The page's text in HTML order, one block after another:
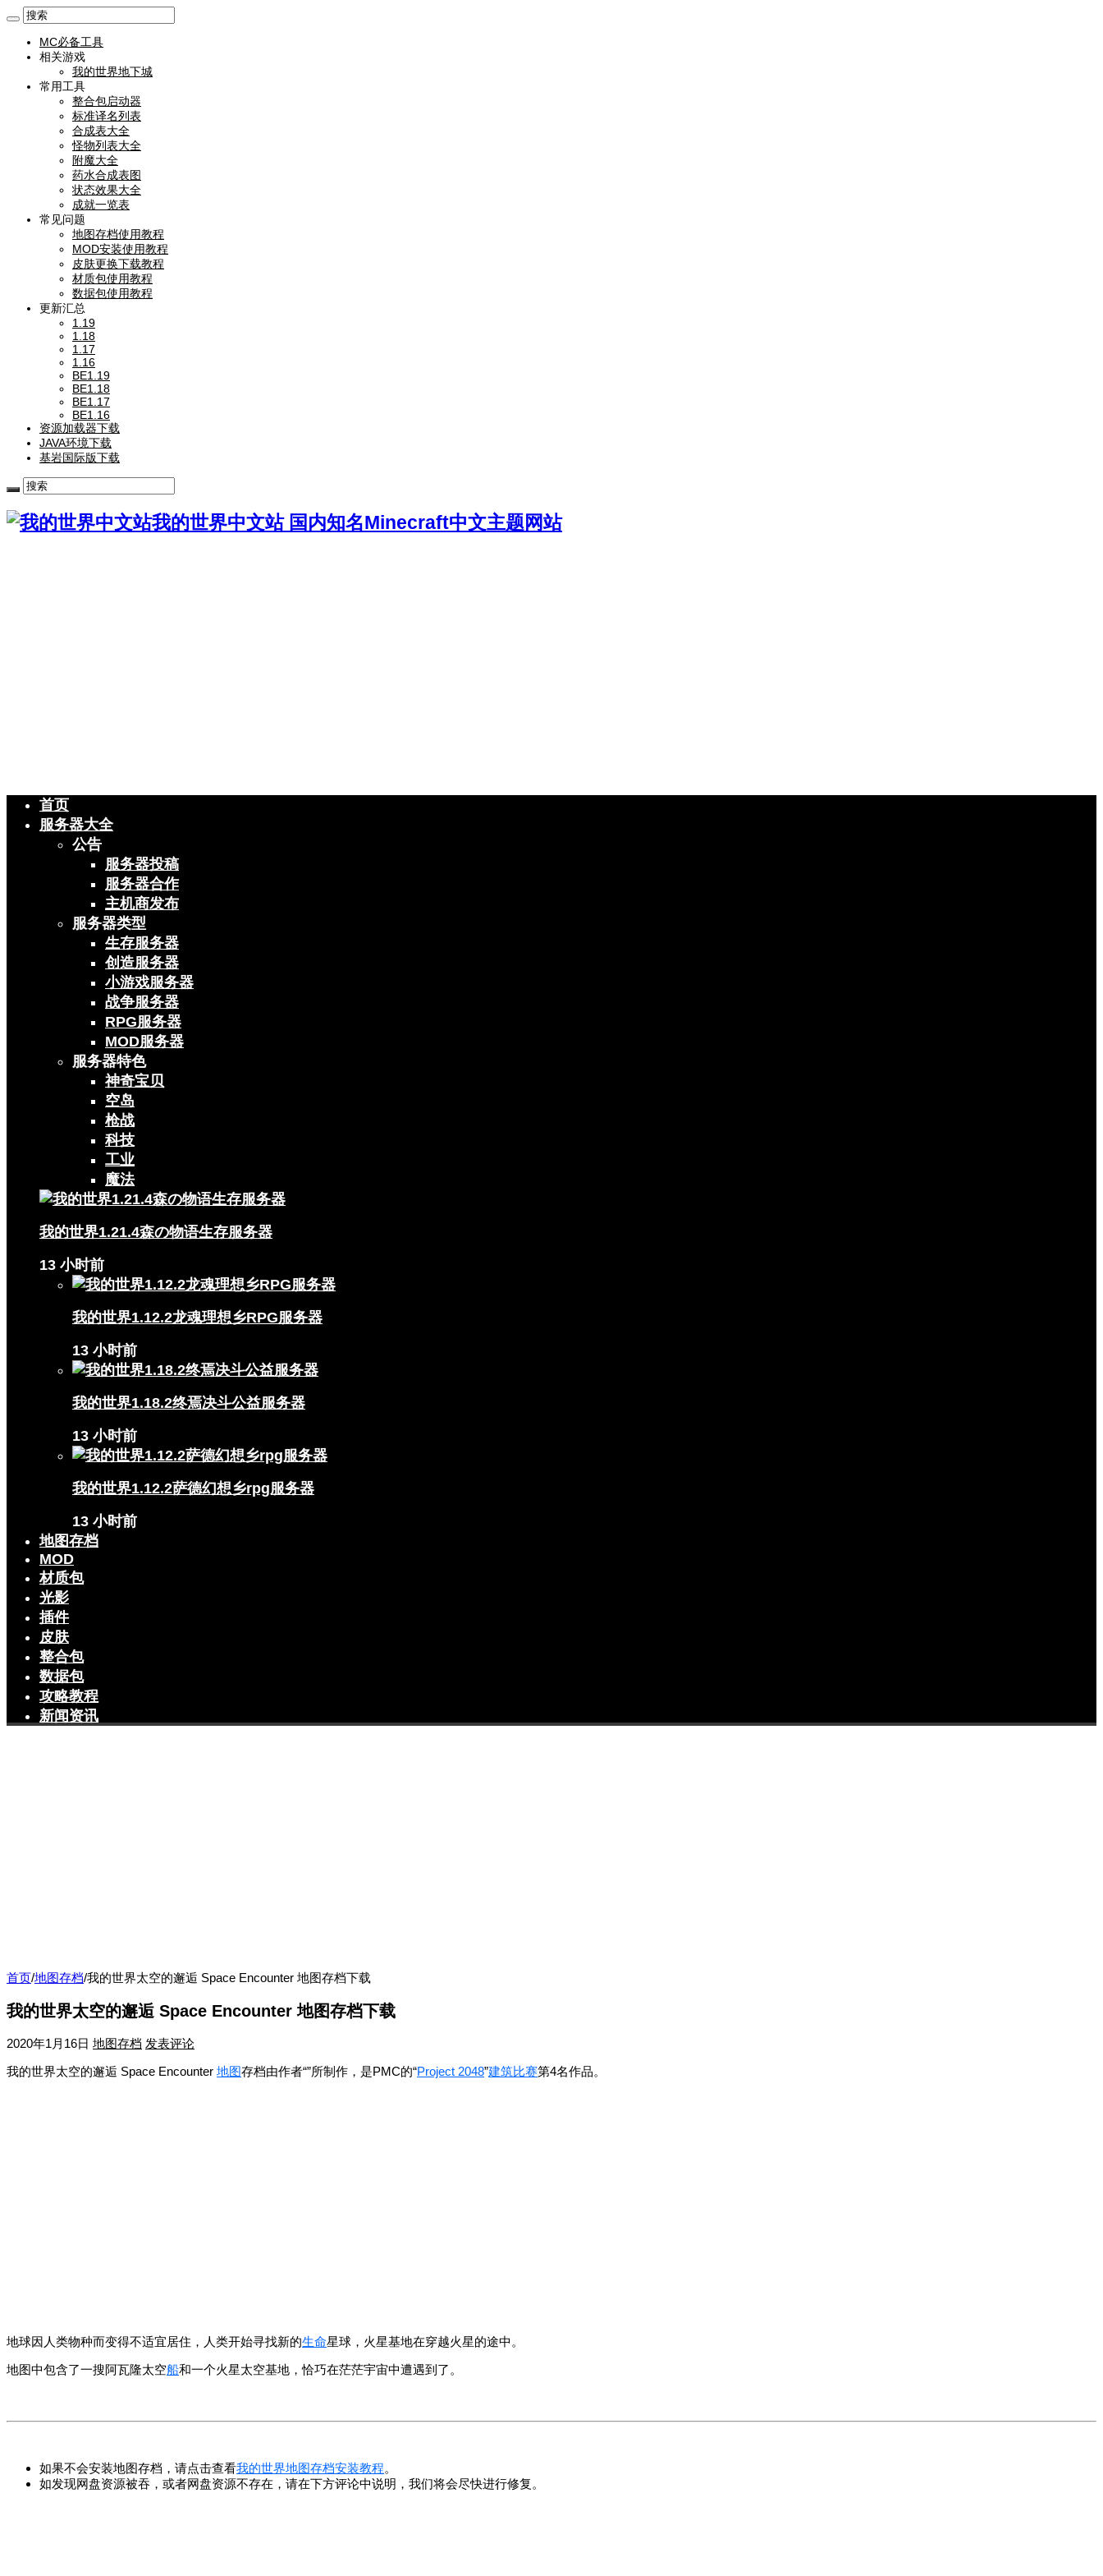
MC必备工具
相关游戏
我的世界地下城
常用工具
整合包启动器
标准译名列表
合成表大全
怪物列表大全
附魔大全
药水合成表图
状态效果大全
成就一览表
常见问题
地图存档使用教程
MOD安装使用教程
皮肤更换下载教程
材质包使用教程
数据包使用教程
更新汇总
1.19
1.18
1.17
1.16
BE1.19
BE1.18
BE1.17
BE1.16
资源加载器下载
JAVA环境下载
基岩国际版下载
我的世界中文站 国内知名Minecraft中文主题网站
首页
服务器大全
公告
服务器投稿
服务器合作
主机商发布
服务器类型
生存服务器
创造服务器
小游戏服务器
战争服务器
RPG服务器
MOD服务器
服务器特色
神奇宝贝
空岛
枪战
科技
工业
魔法
我的世界1.21.4森の物语生存服务器
13 小时前
我的世界1.12.2龙魂理想乡RPG服务器
13 小时前
我的世界1.18.2终焉决斗公益服务器
13 小时前
我的世界1.12.2萨德幻想乡rpg服务器
13 小时前
地图存档
MOD
材质包
光影
插件
皮肤
整合包
数据包
攻略教程
新闻资讯
首页/地图存档/我的世界太空的邂逅 Space Encounter 地图存档下载
我的世界太空的邂逅 Space Encounter 地图存档下载
2020年1月16日 地图存档 发表评论
我的世界太空的邂逅 Space Encounter 地图存档由作者“”所制作，是PMC的“Project 2048”建筑比赛第4名作品。
地球因人类物种而变得不适宜居住，人类开始寻找新的生命星球，火星基地在穿越火星的途中。
地图中包含了一搜阿瓦隆太空船和一个火星太空基地，恰巧在茫茫宇宙中遭遇到了。
如果不会安装地图存档，请点击查看我的世界地图存档安装教程。
如发现网盘资源被吞，或者网盘资源不存在，请在下方评论中说明，我们将会尽快进行修复。